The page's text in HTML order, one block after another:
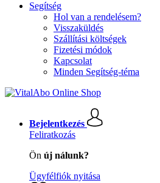
Segítség
Hol van a rendelésem?
Visszaküldés
Szállítási költségek
Fizetési módok
Kapcsolat
Minden Segítség-téma
Bejelentkezés
Feliratkozás
Ön új nálunk?
Ügyfélfiók nyitása